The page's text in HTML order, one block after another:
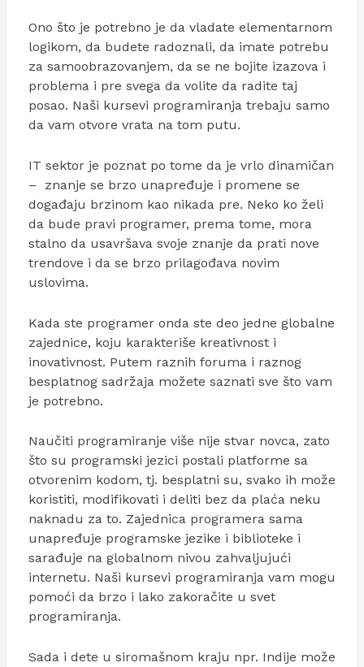
Ono što je potrebno je da vladate elementarnom
logikom, da budete radoznali, da imate potrebu
za samoobrazovanjem, da se ne bojite izazova i
problema i pre svega da volite da radite taj
posao. Naši kursevi programiranja trebaju samo
da vam otvore vrata na tom putu.
IT sektor je poznat po tome da je vrlo dinamičan
– znanje se brzo unapređuje i promene se
događaju brzinom kao nikada pre. Neko ko želi
da bude pravi programer, prema tome, mora
stalno da usavršava svoje znanje da prati nove
trendove i da se brzo prilagođava novim
uslovima.
Kada ste programer onda ste deo jedne globalne
zajednice, koju karakteriše kreativnost i
inovativnost. Putem raznih foruma i raznog
besplatnog sadržaja možete saznati sve što vam
je potrebno.
Naučiti programiranje više nije stvar novca, zato
što su programski jezici postali platforme sa
otvorenim kodom, tj. besplatni su, svako ih može
koristiti, modifikovati i deliti bez da plaća neku
naknadu za to. Zajednica programera sama
unapređuje programske jezike i biblioteke i
sarađuje na globalnom nivou zahvaljujući
internetu. Naši kursevi programiranja vam mogu
pomoći da brzo i lako zakoračite u svet
programiranja.
Sada i dete u siromašnom kraju npr. Indije može